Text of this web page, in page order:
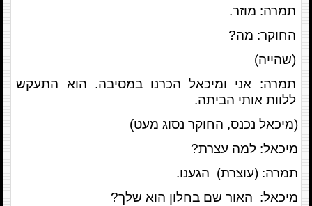
תמרה: מוזר.
החוקר: מה?
(שהייה)
תמרה: אני ומיכאל הכרנו במסיבה. הוא התעקש
ללוות אותי הביתה.
(מיכאל נכנס, החוקר נסוג מעט)
מיכאל: למה עצרת?
תמרה: (עוצרת) הגענו.
מיכאל: האור שם בחלון הוא שלך?